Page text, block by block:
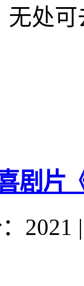
无处
剧片
2021 |